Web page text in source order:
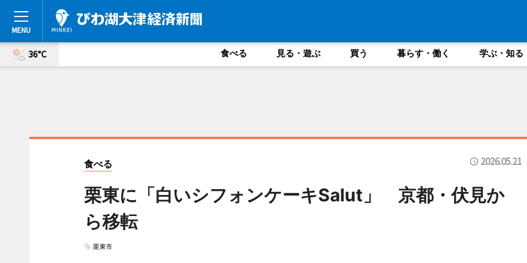
36°C 食べる 見る・遊ぶ 買う 暮らす・働く 学ぶ・知る
食べる 2026.05.21
栗東に「白いシフォンケーキSalut」 京都・伏見か
ら移転
栗東市